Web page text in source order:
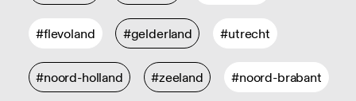
#flevoland #gelderland #utrecht
#noord-holland #zeeland #noord-brabant